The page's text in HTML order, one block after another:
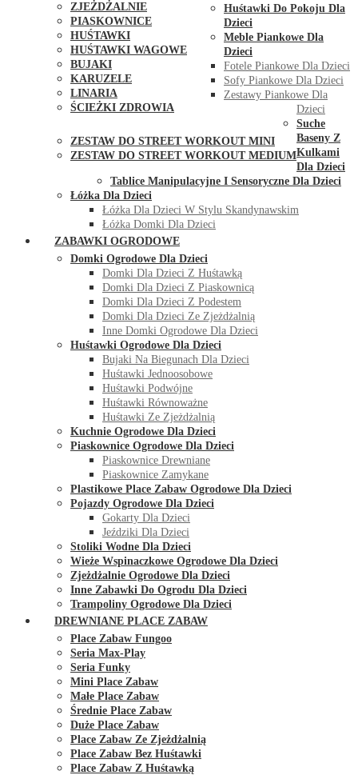
ZJEŻDŻALNIE
PIASKOWNICE
HUŚTAWKI
HUŚTAWKI WAGOWE
BUJAKI
KARUZELE
LINARIA
ŚCIEŻKI ZDROWIA
ZESTAW DO STREET WORKOUT MINI
ZESTAW DO STREET WORKOUT MEDIUM
Huśtawki Do Pokoju Dla
Dzieci
Meble Piankowe Dla
Dzieci
Fotele Piankowe Dla Dzieci
Sofy Piankowe Dla Dzieci
Zestawy Piankowe Dla
Dzieci
Suche
Baseny Z
Kulkami
Dla Dzieci
Tablice Manipulacyjne I Sensoryczne Dla Dzieci
Łóżka Dla Dzieci
Łóżka Dla Dzieci W Stylu Skandynawskim
Łóżka Domki Dla Dzieci
ZABAWKI OGRODOWE
Domki Ogrodowe Dla Dzieci
Domki Dla Dzieci Z Huśtawką
Domki Dla Dzieci Z Piaskownicą
Domki Dla Dzieci Z Podestem
Domki Dla Dzieci Ze Zjeżdżalnią
Inne Domki Ogrodowe Dla Dzieci
Huśtawki Ogrodowe Dla Dzieci
Bujaki Na Biegunach Dla Dzieci
Huśtawki Jednoosobowe
Huśtawki Podwójne
Huśtawki Równoważne
Huśtawki Ze Zjeżdżalnią
Kuchnie Ogrodowe Dla Dzieci
Piaskownice Ogrodowe Dla Dzieci
Piaskownice Drewniane
Piaskownice Zamykane
Plastikowe Place Zabaw Ogrodowe Dla Dzieci
Pojazdy Ogrodowe Dla Dzieci
Gokarty Dla Dzieci
Jeździki Dla Dzieci
Stoliki Wodne Dla Dzieci
Wieże Wspinaczkowe Ogrodowe Dla Dzieci
Zjeżdżalnie Ogrodowe Dla Dzieci
Inne Zabawki Do Ogrodu Dla Dzieci
Trampoliny Ogrodowe Dla Dzieci
DREWNIANE PLACE ZABAW
Place Zabaw Fungoo
Seria Max-Play
Seria Funky
Mini Place Zabaw
Małe Place Zabaw
Średnie Place Zabaw
Duże Place Zabaw
Place Zabaw Ze Zjeżdżalnią
Place Zabaw Bez Huśtawki
Place Zabaw Z Huśtawką